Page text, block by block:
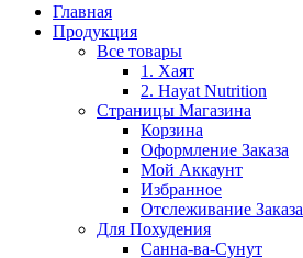
Главная
Продукция
Все товары
1. Хаят
2. Hayat Nutrition
Страницы Магазина
Корзина
Оформление Заказа
Мой Аккаунт
Избранное
Отслеживание Заказа
Для Похудения
Санна-ва-Сунут